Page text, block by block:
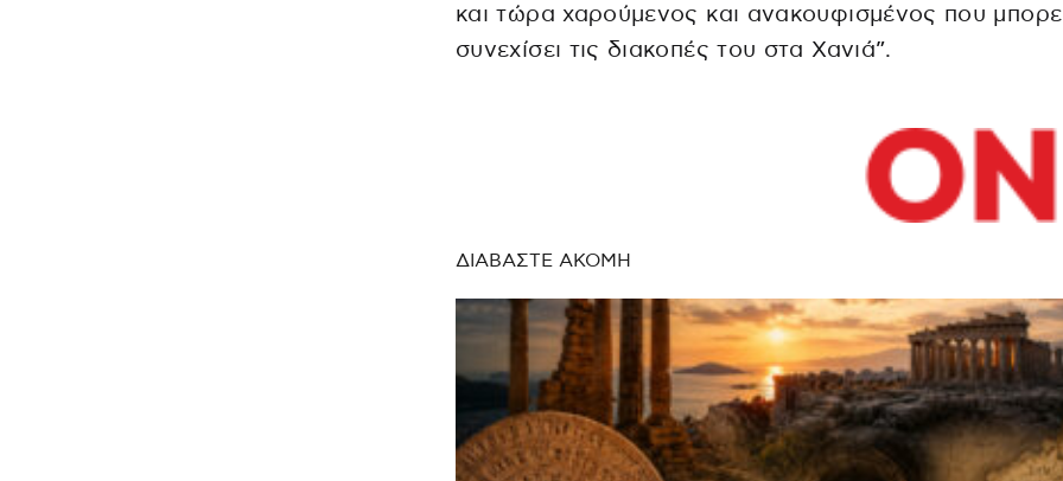
και τώρα χαρούμενος και ανακουφισμένος που
συνεχίσει τις διακοπές του στα Χανιά”.
ΔΙΑΒΑΣΤΕ ΑΚΟΜΗ